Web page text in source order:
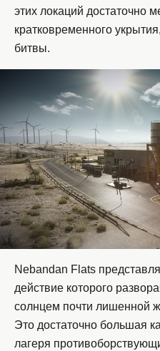
этих локаций достаточно
кратковременного
битвы.
Nebandan Flats
действие которого
солнцем почти лишенной
Это достаточно большая
лагеря